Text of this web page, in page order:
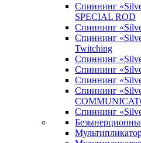
Спиннинг
SPECIAL ROD
Спиннинг
Спиннинг
Twitching
Спиннинг
Спиннинг
Спиннинг
Спиннинг
Спиннинг